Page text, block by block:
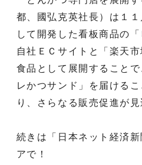
都、國弘克英社長）は１
して開発した看板商品の
自社ＥＣサイトと「楽天
食品として展開すること
レかつサンド」を届ける
り、さらなる販売促進が見
続きは「日本ネット経済
アで！